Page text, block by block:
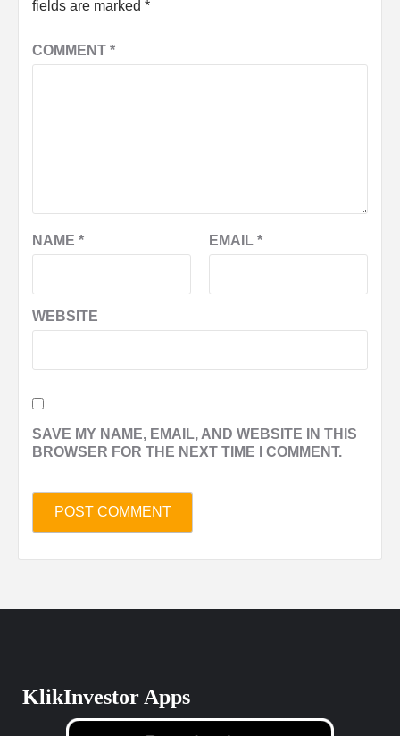
fields are marked *
COMMENT *
NAME * EMAIL *
WEBSITE
SAVE MY NAME, EMAIL, AND WEBSITE IN THIS
BROWSER FOR THE NEXT TIME I COMMENT.
KlikInvestor Apps